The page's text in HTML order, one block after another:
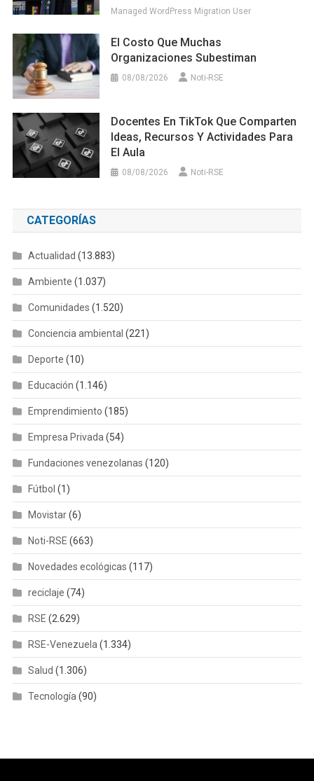
Managed WordPress Migration User
El Costo Que Muchas
Organizaciones Subestiman
08/08/2026 Noti-RSE
Docentes En TikTok Que Comparten
Ideas, Recursos Y Actividades Para
El Aula
08/08/2026 Noti-RSE
CATEGORÍAS
Actualidad (13.883)
Ambiente (1.037)
Comunidades (1.520)
Conciencia ambiental (221)
Deporte (10)
Educación (1.146)
Emprendimiento (185)
Empresa Privada (54)
Fundaciones venezolanas (120)
Fútbol (1)
Movistar(6)
Noti-RSE (663)
Novedades ecológicas (117)
reciclaje (74)
RSE (2.629)
RSE-Venezuela (1.334)
Salud (1.306)
Tecnología (90)